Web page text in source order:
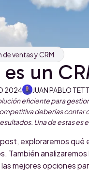
ventas y CRM
es un
2024
JUAN PABLO
eficiente para
deberías contar
Una de estas es
exploraremos qué
También
mejores opciones